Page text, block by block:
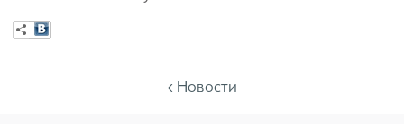
‹ Новости